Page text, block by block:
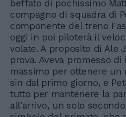
beffato di pochissimo
compagno di squadra di
componente del treno
oggi in poi piloterà il
volate. A proposito di Ale
prova. Aveva promesso
massimo per ottenere
sin dal primo giorno, e
tutto per mantenere la
all'arrivo, un solo